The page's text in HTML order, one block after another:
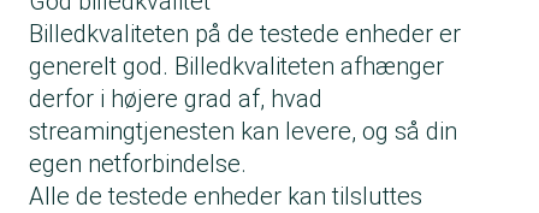
Billedkvaliteten på de testede enheder er
generelt god. Billedkvaliteten afhænger
derfor i højere grad af, hvad
streamingtjenesten kan levere, og så din
egen netforbindelse.
Alle de testede enheder kan tilsluttes